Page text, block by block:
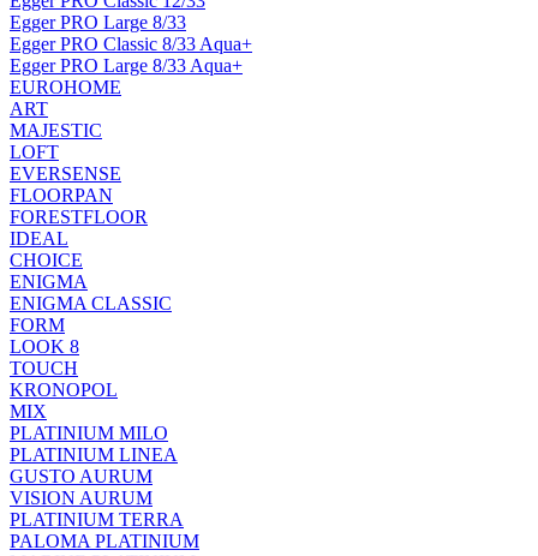
Egger PRO Large 8/33
Egger PRO Classic 8/33 Aqua+
Egger PRO Large 8/33 Aqua+
EUROHOME
ART
MAJESTIC
LOFT
EVERSENSE
FLOORPAN
FORESTFLOOR
IDEAL
CHOICE
ENIGMA
ENIGMA CLASSIC
FORM
LOOK 8
TOUCH
KRONOPOL
MIX
PLATINIUM MILO
PLATINIUM LINEA
GUSTO AURUM
VISION AURUM
PLATINIUM TERRA
PALOMA PLATINIUM